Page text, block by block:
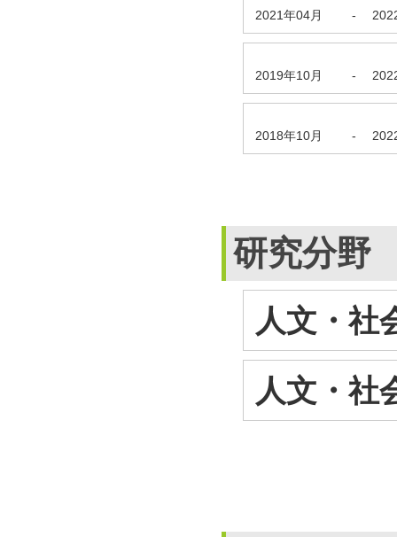
2021年04月 -
2019年10月 -
2018年10月 -
研究分野
人文・社
人文・社